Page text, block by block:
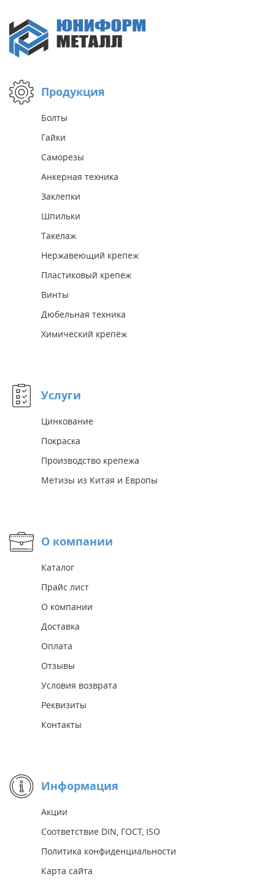
Продукция
Болты
Гайки
Саморезы
Анкерная техника
Заклепки
Шпильки
Такелаж
Нержавеющий крепеж
Пластиковый крепеж
Винты
Дюбельная техника
Химический крепёж
Услуги
Цинкование
Покраска
Производство крепежа
Метизы из Китая и Европы
О компании
Каталог
Прайс лист
О компании
Доставка
Оплата
Отзывы
Условия возврата
Реквизиты
Контакты
Информация
Акции
Соответствие DIN, ГОСТ, ISO
Политика конфиденциальности
Карта сайта